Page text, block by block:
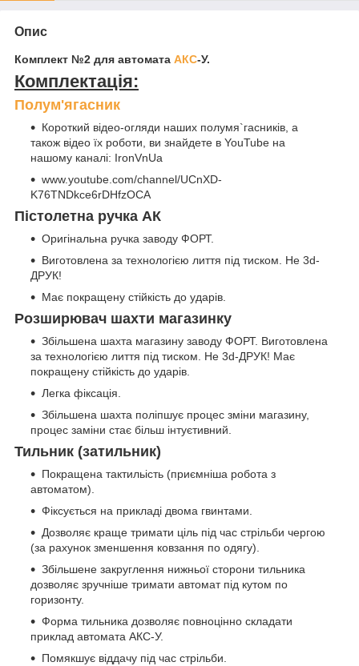
Опис
Комплект №2 для автомата АКС-У.
Комплектація:
Полум'ягасник
Короткий відео-огляди наших полумя`гаcників, а
також відео їх роботи, ви знайдете в YouTube на
нашому каналі: IronVnUa
www.youtube.com/channel/UCnXD-
K76TNDkce6rDHfzOCA
Пістолетна ручка АК
Оригінальна ручка заводу ФОРТ.
Виготовлена за технологією лиття під тиском. Не 3d-
ДРУК!
Має покращену стійкість до ударів.
Розширювач шахти магазинку
Збільшена шахта магазину заводу ФОРТ. Виготовлена
за технологією лиття під тиском. Не 3d-ДРУК! Має
покращену стійкість до ударів.
Легка фіксація.
Збільшена шахта поліпшує процес зміни магазину,
процес заміни стає більш інтуєтивний.
Тильник (затильник)
Покращена тактильість (приємніша робота з
автоматом).
Фіксується на прикладі двома гвинтами.
Дозволяє краще тримати ціль під час стрільби чергою
(за рахунок зменшення ковзання по одягу).
Збільшене закруглення нижньої сторони тильника
дозволяє зручніше тримати автомат під кутом по
горизонту.
Форма тильника дозволяє повноцінно складати
приклад автомата АКС-У.
Помякшує віддачу під час стрільби.